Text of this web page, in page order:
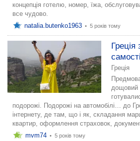
концепція готелю, номер, їжа,
все чудово.
natalia.butenko1963 • 5 років тому
Греція
Греція
дощовий
подорожі. Подорожі на автомобілі… до
інтернету, де там, що і як, складання
квартир, оформлення страховок,
mvm74 • 5 років тому